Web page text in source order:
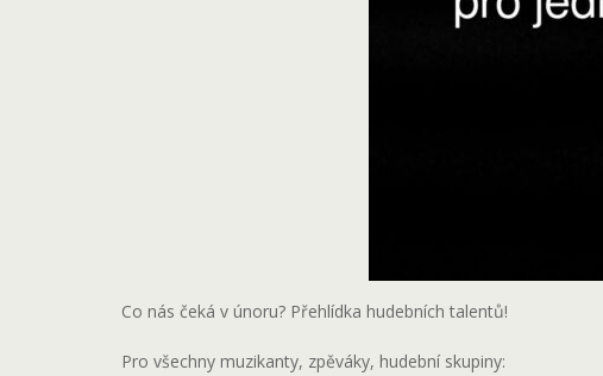
Co nás čeká v únoru? Přehlídka hudebních talentů!
Pro všechny muzikanty, zpěváky, hudební skupiny: